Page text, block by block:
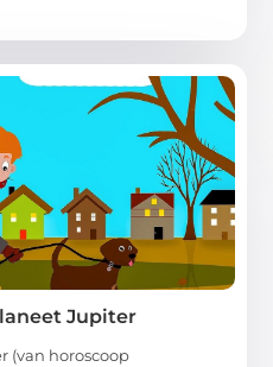
Jupiter
(van horoscoop